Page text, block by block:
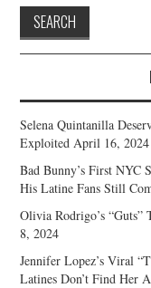
Selena Quintanilla
Exploited April 16, 2024
Bad Bunny’s First NYC
His Latine Fans Still
Olivia Rodrigo’s
8, 2024
Jennifer Lopez’s Viral
Latines Don’t Find Her